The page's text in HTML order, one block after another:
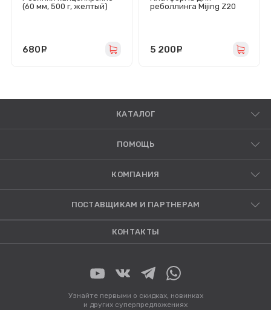
(60 мм, 500 г, желтый)
680
реболлинга Mijing Z20
5 200
КАТАЛОГ
ПОМОЩЬ
КОМПАНИЯ
ПОСТАВЩИКАМ И ПАРТНЕРАМ
КОНТАКТЫ
Узнайте первыми о скидках, новинках
и других суперпредложениях